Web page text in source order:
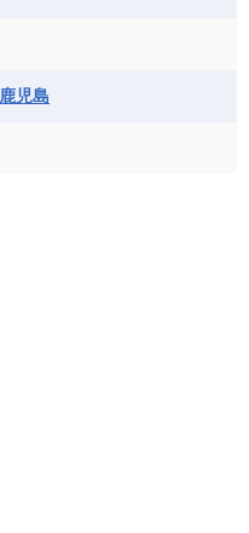
ブルキナファソ
鹿児島